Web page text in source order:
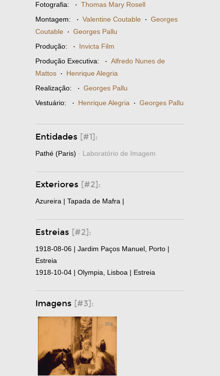
Fotografia: · Thomas Mary Rosell
Montagem: · Valentine Coutable · Georges
Coutable · Georges Pallu
Produção: · Invicta Film
Produção Executiva: · Alfredo Nunes de
Mattos · Henrique Alegria
Realização: · Georges Pallu
Vestuário: · Henrique Alegria · Georges Pallu
Entidades [#1]:
Pathé (Paris) · Laboratório de Imagem
Exteriores [#2]:
Azureira | Tapada de Mafra |
Estreias [#2]:
1918-08-06 | Jardim Paços Manuel, Porto |
Estreia
1918-10-04 | Olympia, Lisboa | Estreia
Imagens [#3]: